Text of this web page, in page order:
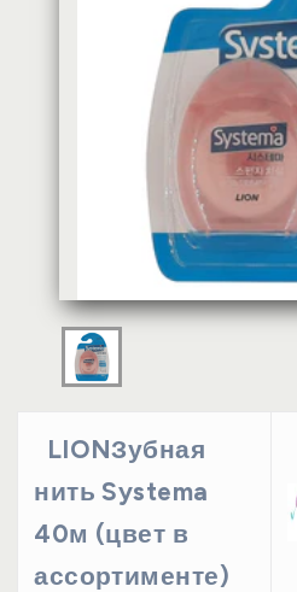
LIONЗубная
нить Systema
40м (цвет в
ассортименте)